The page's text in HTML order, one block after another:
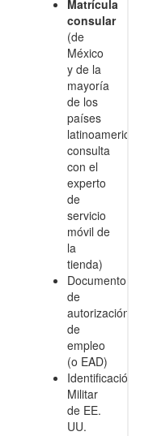
Matrícula
consular
(de
México
y de la
mayoría
de los
países
latinoamericanos,
consulta
con el
experto
de
servicio
móvil de
la
tienda)
Documento
de
autorización
de
empleo
(o EAD)
Identificación
Militar
de EE.
UU.